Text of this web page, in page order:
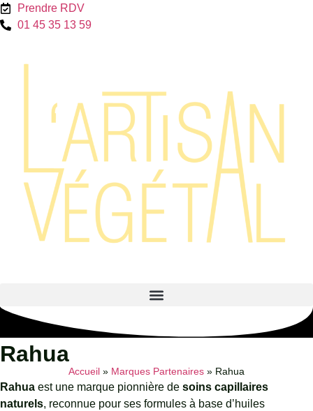
Prendre RDV
01 45 35 13 59
Rahua
Accueil » Marques Partenaires » Rahua
Rahua est une marque pionnière de soins capillaires
naturels, reconnue pour ses formules à base d’huiles